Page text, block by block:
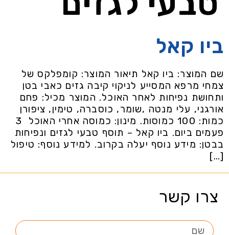
ביו קאל
שם המוצר: ביו קאל תיאור המוצר: קומפלקס של
צמחי מרפא המסייע לניקוי קיבה גזים כאבי בטן
ותחושת נפיחות לאחר האוכל. המוצר מכיל: פחם
אורגני, עלי מנטה ,שומר, כוסברה, טימין, ציפורן
כמות: 100 כמוסות. מינון: כמוסה אחרי האוכל 3
פעמים ביום. ביו קאל – תוסף טבעי לגזים ונפיחות
בבטן: מידע נוסף יעלה בקרוב. למידע נוסף: טיפול
[…]
צרו קשר